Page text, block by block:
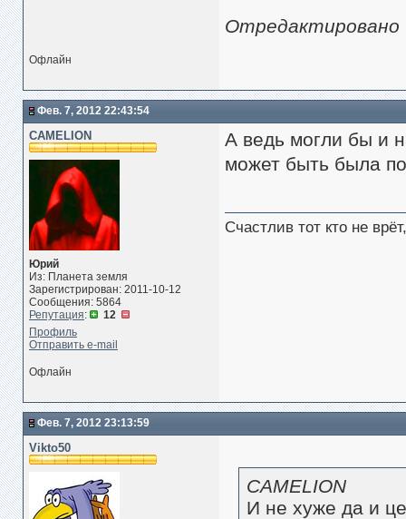
Отредактировано
Офлайн
Фев. 7, 2012 22:43:54
CAMELION
Юрий
Из: Планета земля
Зарегистрирован: 2011-10-12
Сообщения: 5864
Репутация:
12
Профиль
Отправить e-mail
А ведь могли бы и
может быть была
Счастлив тот кто не
Офлайн
Фев. 7, 2012 23:13:59
Vikto50
CAMELION
И не хуже да и